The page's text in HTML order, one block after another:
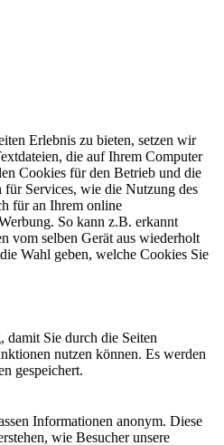
Erlebnis zu bieten, setzen wir
die auf Ihrem Computer
Cookies für den Betrieb und die
für Services, wie die Nutzung des
für an Ihrem online
So kann z.B. erkannt
vom selben Gerät aus wiederholt
Wahl geben, welche Cookies Sie
damit Sie durch die Seiten
nutzen können. Es werden
gespeichert.
Informationen anonym. Diese
wie Besucher unsere